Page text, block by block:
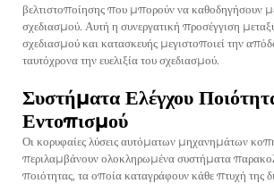
βελτιστοποίησης που μπορούν να καθοδηγήσουν
σχεδιασμού. Αυτή η συνεργατική προσέγγιση
σχεδιασμού και κατασκευής μεγιστοποιεί την
ταυτόχρονα την ευελιξία του σχεδιασμού.
Συστήματα Ελέγχου
Εντοπισμού
Οι κορυφαίες λύσεις αυτόματων μηχανημάτων
περιλαμβάνουν ολοκληρωμένα συστήματα
ποιότητας, τα οποία καταγράφουν κάθε πτυχή της